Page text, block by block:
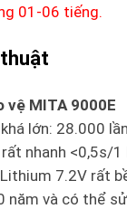
01-06 tiếng.
vệ MITA 9000E
lớn: 28.000
nhanh <0,5s/1
7.2V rất
năm và có thể